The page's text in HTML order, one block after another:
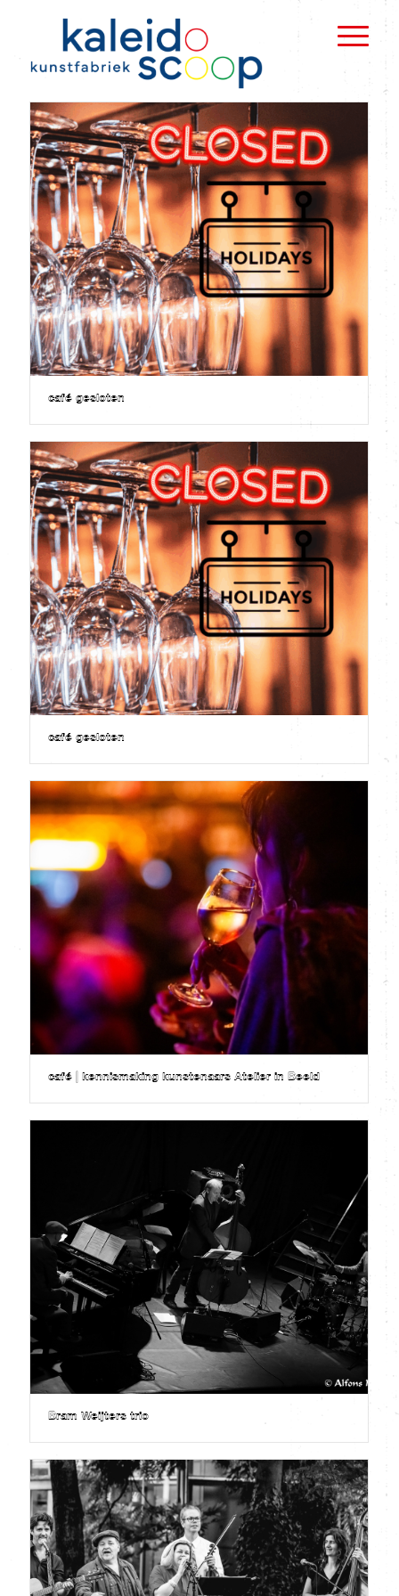
café gesloten
café gesloten
café | kennismaking kunstenaars Atelier in Beeld
Bram Weijters trio